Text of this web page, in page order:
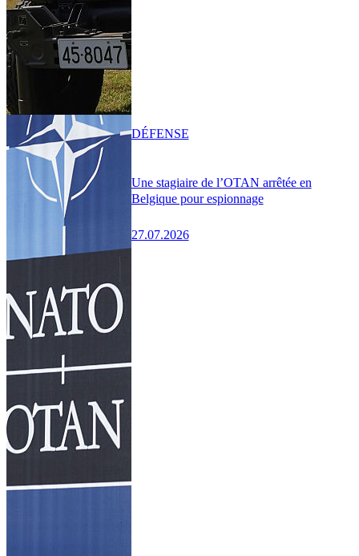
Une stagiaire de l’OTAN arrêtée en
Belgique pour espionnage
27.07.2026
DÉFENSE